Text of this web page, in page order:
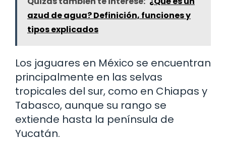
azud de agua? Definición, funciones y
tipos explicados
Los jaguares en México se encuentran
principalmente en las selvas
tropicales del sur, como en Chiapas y
Tabasco, aunque su rango se
extiende hasta la península de
Yucatán.